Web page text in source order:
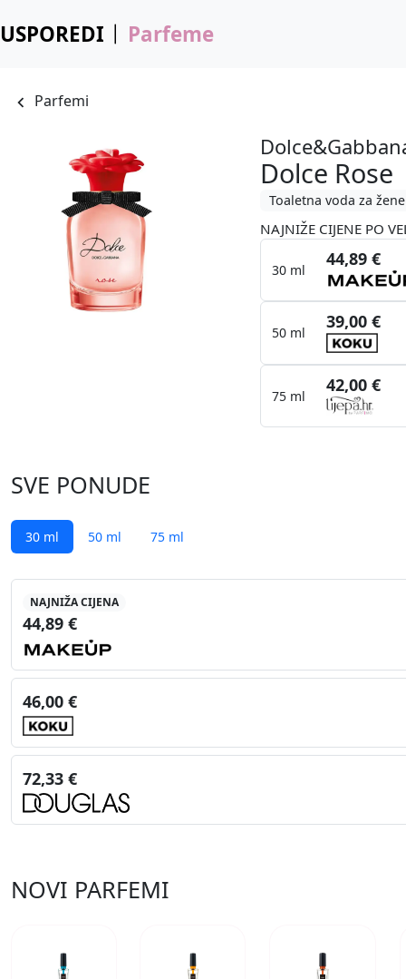
USPOREDI Parfeme
Parfemi
Dolce Rose
Toaletna voda za žene
NAJNIŽE CIJENE PO
30 ml
44,89 €
50 ml
39,00 €
75 ml
42,00 €
SVE PONUDE
30 ml 50 ml 75 ml
NAJNIŽA CIJENA
44,89 €
46,00 €
72,33 €
NOVI PARFEMI